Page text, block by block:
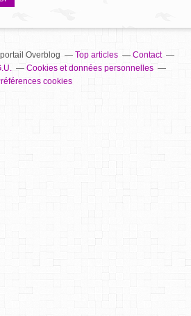
Overblog Top articles
Contact
Cookies et données personnelles
cookies